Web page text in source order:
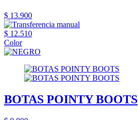
$ 13.900
$ 12.510
Color
BOTAS POINTY BOOTS